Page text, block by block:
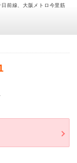
前線、大阪メトロ今里筋